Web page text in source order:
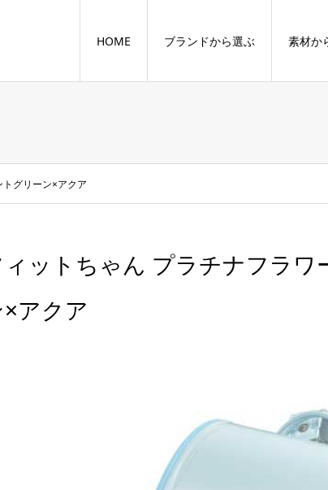
HOME ブランドから選ぶ 素材か
グリーン×アクア
ットちゃん プラチナフラワ
アクア